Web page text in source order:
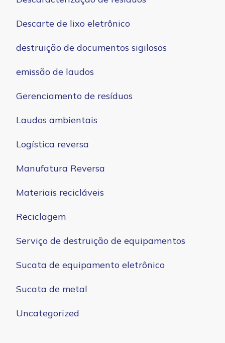
Descarte de lixo eletrônico
destruição de documentos sigilosos
emissão de laudos
Gerenciamento de resíduos
Laudos ambientais
Logística reversa
Manufatura Reversa
Materiais recicláveis
Reciclagem
Serviço de destruição de equipamentos
Sucata de equipamento eletrônico
Sucata de metal
Uncategorized